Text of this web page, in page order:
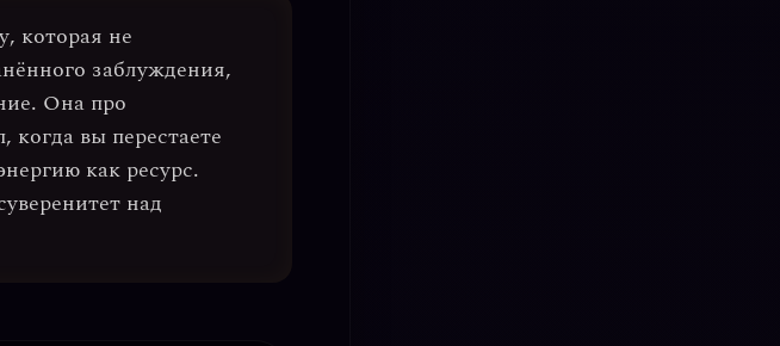
которая не
заблуждения,
Она про
когда вы перестаете
как ресурс.
над